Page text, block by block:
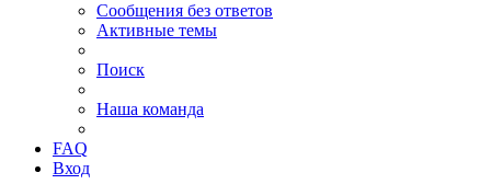
Сообщения без ответов
Активные темы
Поиск
Наша команда
FAQ
Вход